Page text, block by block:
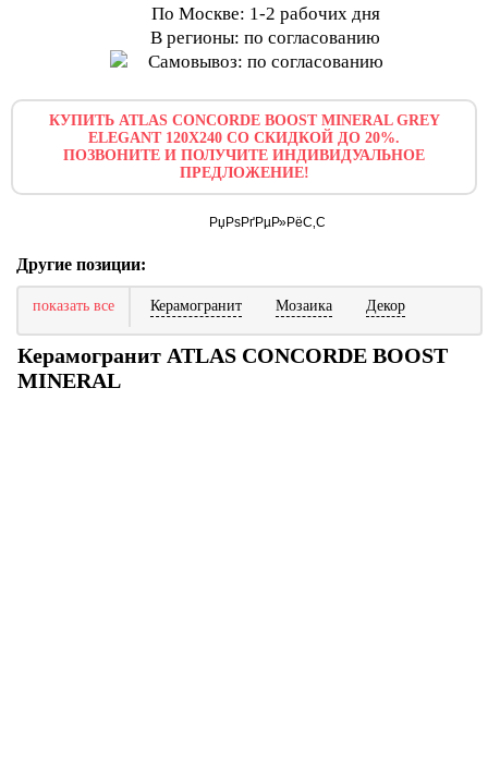
По Москве: 1-2 рабочих дня
В регионы: по согласованию
Самовывоз: по согласованию
КУПИТЬ ATLAS CONCORDE BOOST MINERAL GREY
ELEGANT 120X240 СО СКИДКОЙ ДО 20%.
ПОЗВОНИТЕ И ПОЛУЧИТЕ ИНДИВИДУАЛЬНОЕ
ПРЕДЛОЖЕНИЕ!
Другие позиции:
показать все Керамогранит Мозаика Декор
Керамогранит ATLAS CONCORDE BOOST
MINERAL